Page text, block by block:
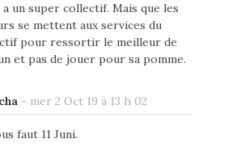
un super collectif. Mais que les
se mettent aux services du
pour ressortir le meilleur de
et pas de jouer pour sa pomme.
- mer 2 Oct 19 à 13 h 02
faut 11 Juni.